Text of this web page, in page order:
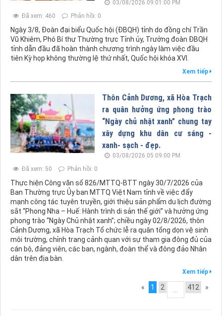
Đã xem: 460
Phản hồi: 0
Ngày 3/8, Đoàn đại biểu Quốc hội (ĐBQH) tỉnh do đồng chí Trần
Vũ Khiêm, Phó Bí thư Thường trực Tỉnh ủy, Trưởng đoàn ĐBQH
tỉnh dẫn đầu đã hoàn thành chương trình ngày làm việc đầu
tiên Kỳ họp không thường lệ thứ nhất, Quốc hội khóa XVI.
Xem tiếp
Thôn Cảnh Dương, xã Hòa Trạch
ra quân hưởng ứng phong trào
“Ngày chủ nhật xanh” chung tay
xây dựng khu dân cư sáng -
xanh- sạch - đẹp.
03/08/2026 05:09:00 PM
Đã xem: 50
Phản hồi: 0
Thực hiện Công văn số 826/MTTQ-BTT ngày 30/7/2026 của
Ban Thường trực Ủy ban MTTQ Việt Nam tỉnh về việc đẩy
mạnh công tác tuyên truyền, giới thiệu sản phẩm du lịch đường
sắt “Phong Nha – Huế: Hành trình di sản thế giới” và hưởng ứng
phong trào “Ngày Chủ nhật xanh”; chiều ngày 02/8/2026, thôn
Cảnh Dương, xã Hòa Trạch Tổ chức lễ ra quân tổng dọn vệ sinh
môi trường, chỉnh trang cảnh quan với sự tham gia đông đủ của
cán bộ, đảng viên, các ban, ngành, đoàn thể và đông đảo Nhân
dân trên địa bàn.
Xem tiếp
« 1 2 412 »